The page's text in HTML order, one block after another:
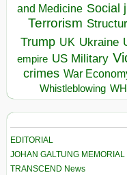
and Medicine Social
Terrorism
Trump UK Ukraine
empire US Military
crimes War
Whistleblowing
EDITORIAL
JOHAN GALTUNG MEMORIAL
TRANSCEND News